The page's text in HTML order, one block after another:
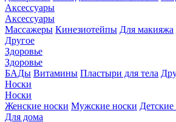
Аксессуары
Аксессуары
Массажеры Кинезиотейпы Для макияжа
Другое
Здоровье
Здоровье
БАДы Витамины Пластыри для тела
Носки
Носки
Женские носки Мужские носки Детские
Для дома